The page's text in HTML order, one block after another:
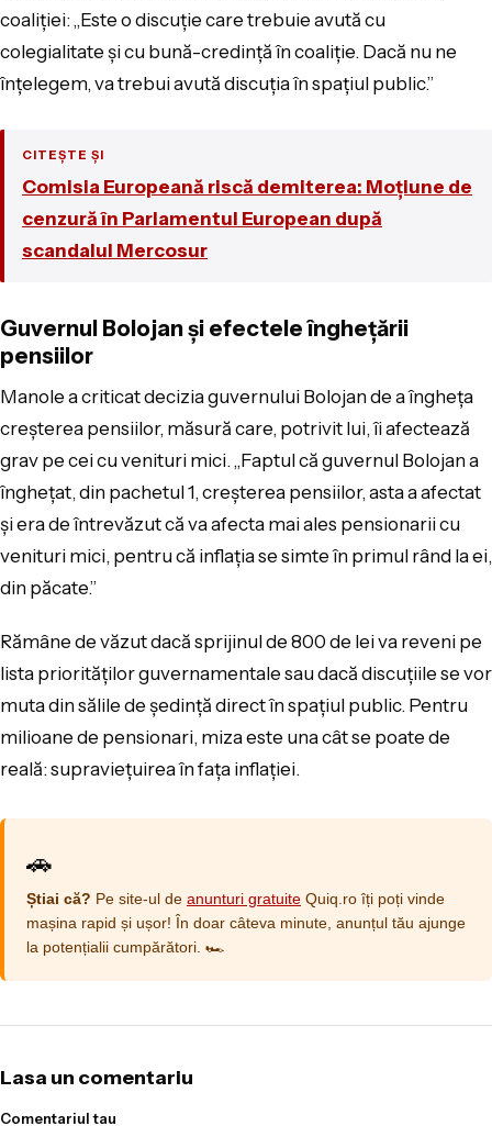
coaliției: „Este o discuție care trebuie avută cu
colegialitate și cu bună-credință în coaliție. Dacă nu ne
înțelegem, va trebui avută discuția în spațiul public.”
CITEȘTE ȘI
Comisia Europeană riscă demiterea: Moțiune de
cenzură în Parlamentul European după
scandalul Mercosur
Guvernul Bolojan și efectele înghețării
pensiilor
Manole a criticat decizia guvernului Bolojan de a îngheța
creșterea pensiilor, măsură care, potrivit lui, îi afectează
grav pe cei cu venituri mici. „Faptul că guvernul Bolojan a
înghețat, din pachetul 1, creșterea pensiilor, asta a afectat
și era de între­văzut că va afecta mai ales pensionarii cu
venituri mici, pentru că inflația se simte în primul rând la ei,
din păcate.”
Rămâne de văzut dacă sprijinul de 800 de lei va reveni pe
lista priorităților guvernamentale sau dacă discuțiile se vor
muta din sălile de ședință direct în spațiul public. Pentru
milioane de pensionari, miza este una cât se poate de
reală: supraviețuirea în fața inflației.
🚗
Știai că? Pe site-ul de anunturi gratuite Quiq.ro îți poți vinde
mașina rapid și ușor! În doar câteva minute, anunțul tău ajunge
la potențialii cumpărători. 🏎️
Lasa un comentariu
Comentariul tau